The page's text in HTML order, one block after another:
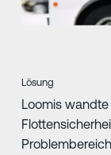
Lösung
Loomis wandte